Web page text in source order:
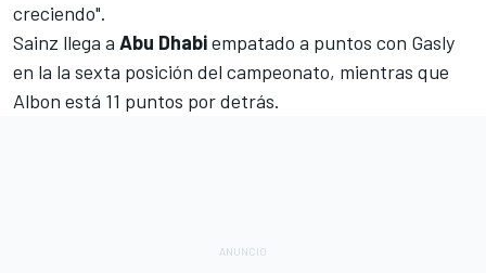
creciendo".
Sainz llega a Abu Dhabiempatado a puntos con Gasly
en la la sexta posición del campeonato, mientras que
Albon está 11 puntos por detrás.